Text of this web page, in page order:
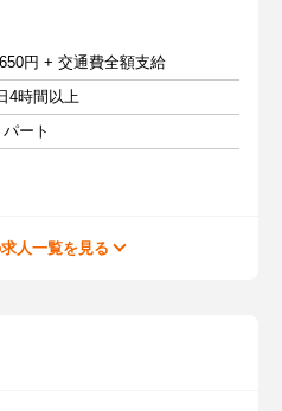
円 + 交通費全額支給
4時間以上
ート
人一覧を見る